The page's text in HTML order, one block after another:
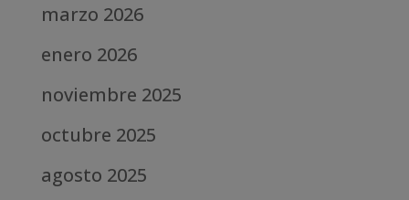
marzo 2026
enero 2026
noviembre 2025
octubre 2025
agosto 2025